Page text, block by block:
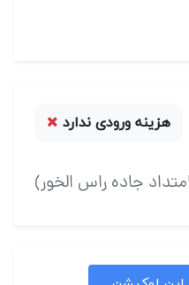
هزینه ورودی ندارد
جاده راس الخور)